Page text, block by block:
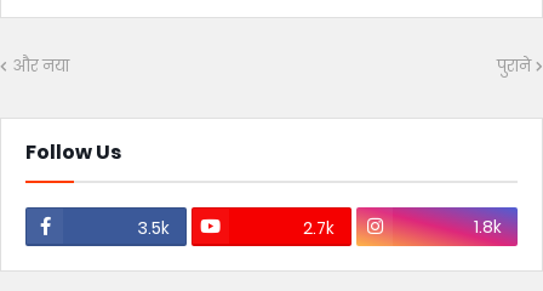
और नया पुराने
Follow Us
3.5k 2.7k 1.8k